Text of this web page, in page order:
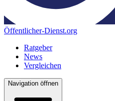
Öffentlicher-Dienst.org
Ratgeber
News
Vergleichen
Navigation öffnen